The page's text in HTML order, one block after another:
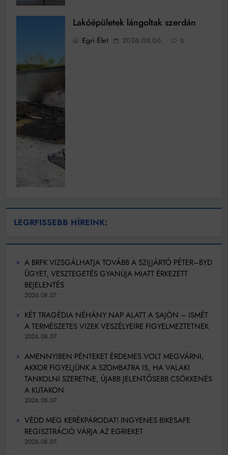
Lakóépületek lángoltak szerdán
Egri Élet 2026.08.06. 0
LEGRFISSEBB HÍREINK:
A BRFK VIZSGÁLHATJA TOVÁBB A SZIJJÁRTÓ PÉTER–BYD
ÜGYET, VESZTEGETÉS GYANÚJA MIATT ÉRKEZETT
BEJELENTÉS
2026.08.07.
KÉT TRAGÉDIA NÉHÁNY NAP ALATT A SAJÓN – ISMÉT
A TERMÉSZETES VIZEK VESZÉLYEIRE FIGYELMEZTETNEK
2026.08.07.
AMENNYIBEN PÉNTEKET ÉRDEMES VOLT MEGVÁRNI,
AKKOR FIGYELJÜNK A SZOMBATRA IS, HA VALAKI
TANKOLNI SZERETNE, ÚJABB JELENTŐSEBB CSÖKKENÉS
A KUTAKON
2026.08.07.
VÉDD MEG KERÉKPÁRODAT! INGYENES BIKESAFE
REGISZTRÁCIÓ VÁRJA AZ EGRIEKET
2026.08.07.